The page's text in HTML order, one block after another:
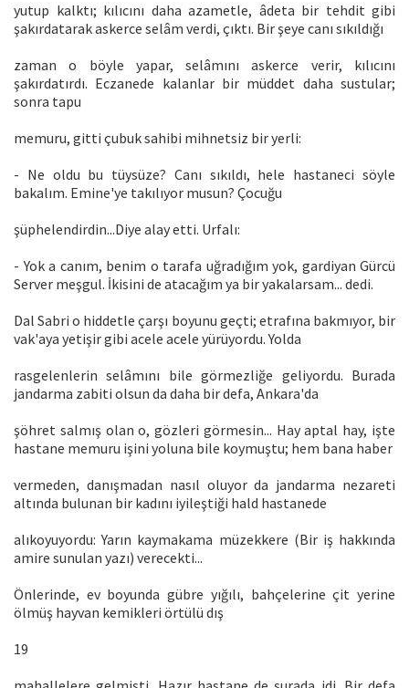
yutup kalktı; kılıcını daha azametle, âdeta bir tehdit gibi
şakırdatarak askerce selâm verdi, çıktı. Bir şeye canı sıkıldığı
zaman o böyle yapar, selâmını askerce verir, kılıcını
şakırdatırdı. Eczanede kalanlar bir müddet daha sustular;
sonra tapu
memuru, gitti çubuk sahibi mihnetsiz bir yerli:
- Ne oldu bu tüysüze? Canı sıkıldı, hele hastaneci söyle
bakalım. Emine'ye takılıyor musun? Çocuğu
şüphelendirdin...Diye alay etti. Urfalı:
- Yok a canım, benim o tarafa uğradığım yok, gardiyan Gürcü
Server meşgul. İkisini de atacağım ya bir yakalarsam... dedi.
Dal Sabri o hiddetle çarşı boyunu geçti; etrafına bakmıyor, bir
vak'aya yetişir gibi acele acele yürüyordu. Yolda
rasgelenlerin selâmını bile görmezliğe geliyordu. Burada
jandarma zabiti olsun da daha bir defa, Ankara'da
şöhret salmış olan o, gözleri görmesin... Hay aptal hay, işte
hastane memuru işini yoluna bile koymuştu; hem bana haber
vermeden, danışmadan nasıl oluyor da jandarma nezareti
altında bulunan bir kadını iyileştiği hald hastanede
alıkoyuyordu: Yarın kaymakama müzekkere (Bir iş hakkında
amire sunulan yazı) verecekti...
Önlerinde, ev boyunda gübre yığılı, bahçelerine çit yerine
ölmüş hayvan kemikleri örtülü dış
19